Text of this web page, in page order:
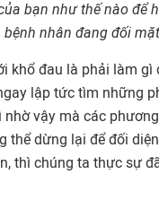
bạn như thế nào để
nhân đang đối
khổ đau là phải làm gì
lập tức tìm những
vậy mà các
thể dừng lại để đối
thì chúng ta thực sự